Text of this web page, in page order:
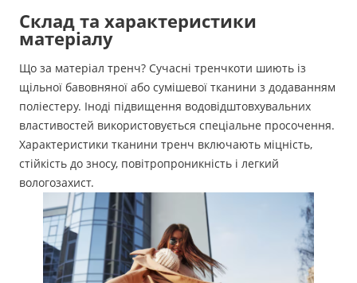
Склад та характеристики
матеріалу
Що за матеріал тренч? Сучасні тренчкоти шиють із
щільної бавовняної або сумішевої тканини з додаванням
поліестеру. Іноді підвищення водовідштовхувальних
властивостей використовується спеціальне просочення.
Характеристики тканини тренч включають міцність,
стійкість до зносу, повітропроникність і легкий
вологозахист.